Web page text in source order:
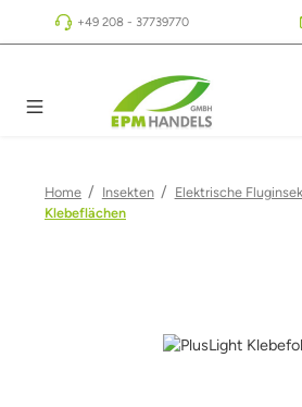
Zum Hauptinhalt springen
+49 208 - 37739770
Home / Insekten / Elektrische
Klebeflächen
Bildergalerie überspringen